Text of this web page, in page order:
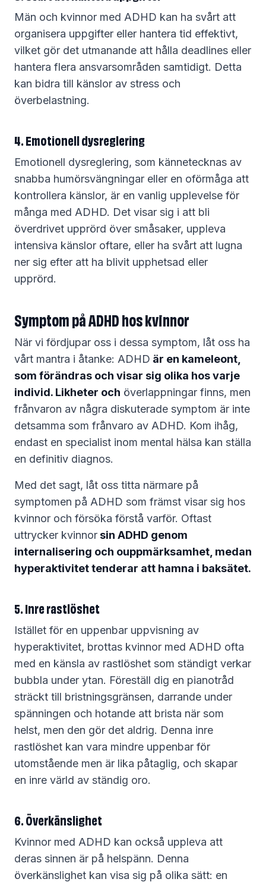
Män och kvinnor med ADHD kan ha svårt att
organisera uppgifter eller hantera tid effektivt,
vilket gör det utmanande att hålla deadlines eller
hantera flera ansvarsområden samtidigt. Detta
kan bidra till känslor av stress och
överbelastning.
4. Emotionell dysreglering
Emotionell dysreglering, som kännetecknas av
snabba humörsvängningar eller en oförmåga att
kontrollera känslor, är en vanlig upplevelse för
många med ADHD. Det visar sig i att bli
överdrivet upprörd över småsaker, uppleva
intensiva känslor oftare, eller ha svårt att lugna
ner sig efter att ha blivit upphetsad eller
upprörd.
Symptom på ADHD hos kvinnor
När vi fördjupar oss i dessa symptom, låt oss ha
vårt mantra i åtanke: ADHD är en kameleont,
som förändras och visar sig olika hos varje
individ. Likheter och överlappningar finns, men
frånvaron av några diskuterade symptom är inte
detsamma som frånvaro av ADHD. Kom ihåg,
endast en specialist inom mental hälsa kan ställa
en definitiv diagnos.
Med det sagt, låt oss titta närmare på
symptomen på ADHD som främst visar sig hos
kvinnor och försöka förstå varför. Oftast
uttrycker kvinnorsin ADHD genom
internalisering och ouppmärksamhet, medan
hyperaktivitet tenderar att hamna i baksätet.
5. Inre rastlöshet
Istället för en uppenbar uppvisning av
hyperaktivitet, brottas kvinnor med ADHD ofta
med en känsla av rastlöshet som ständigt verkar
bubbla under ytan. Föreställ dig en pianotråd
sträckt till bristningsgränsen, darrande under
spänningen och hotande att brista när som
helst, men den gör det aldrig. Denna inre
rastlöshet kan vara mindre uppenbar för
utomstående men är lika påtaglig, och skapar
en inre värld av ständig oro.
6. Överkänslighet
Kvinnor med ADHD kan också uppleva att
deras sinnen är på helspänn. Denna
överkänslighet kan visa sig på olika sätt: en